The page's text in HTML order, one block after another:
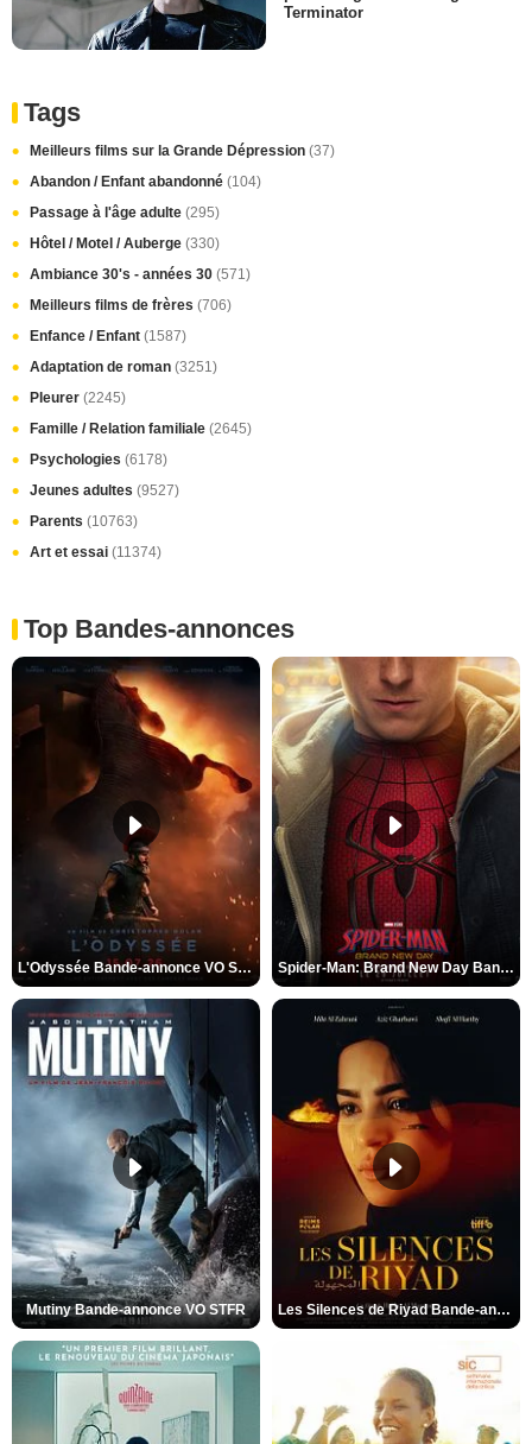
Terminator
Tags
Meilleurs films sur la Grande Dépression (37)
Abandon / Enfant abandonné (104)
Passage à l'âge adulte (295)
Hôtel / Motel / Auberge (330)
Ambiance 30's - années 30 (571)
Meilleurs films de frères (706)
Enfance / Enfant (1587)
Adaptation de roman (3251)
Pleurer (2245)
Famille / Relation familiale (2645)
Psychologies (6178)
Jeunes adultes (9527)
Parents (10763)
Art et essai (11374)
Top Bandes-annonces
L'Odyssée Bande-annonce VO STFR Spider-Man: Brand New Day Bande-annonce VO STFR
Mutiny Bande-annonce VO STFR Les Silences de Riyad Bande-annonce VO STFR